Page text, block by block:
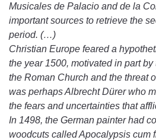
Musicales de Palacio and de la
important sources to retrieve the
period. (…)
Christian Europe feared a
the year 1500, motivated in part
the Roman Church and the threat
was perhaps Albrecht Dürer who
the fears and uncertainties that
In 1498, the German painter had
woodcuts called Apocalypsis cum